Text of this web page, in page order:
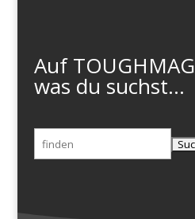
Auf
was du suchst...
Suchen
nach: